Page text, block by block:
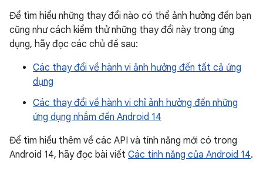
Để tìm hiểu những thay đổi nào có thể ảnh hưởng đến bạn
cũng như cách kiểm thử những thay đổi này trong ứng
dụng, hãy đọc các chủ đề sau:
Các thay đổi về hành vi ảnh hưởng đến tất cả ứng
dụng
Các thay đổi về hành vi chỉ ảnh hưởng đến những
ứng dụng nhắm đến Android 14
Để tìm hiểu thêm về các API và tính năng mới có trong
Android 14, hãy đọc bài viết Các tính năng của Android 14.